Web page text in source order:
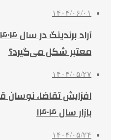
۱۴۰۴/۰۶/۰۱
معتبر شکل می‌گیرد؟
۱۴۰۴/۰۵/۲۷
افزایش تقاضا،
بازار سال ۱۴۰۴
۱۴۰۴/۰۵/۲۴